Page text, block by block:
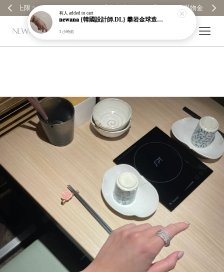
有人 added to cart
𝐧𝐞𝐰𝐚𝐧𝐚 {韓國設計師.DL} 攀岩金球造型手鍊｜吊墜｜墜飾｜金色｜純銀鍍金｜手鏈｜現貨＋預購【n606】
3 小時前